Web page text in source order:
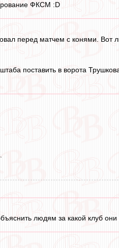
ФКСМ :D
перед матчем с конями. Вот
поставить в ворота
людям за какой клуб